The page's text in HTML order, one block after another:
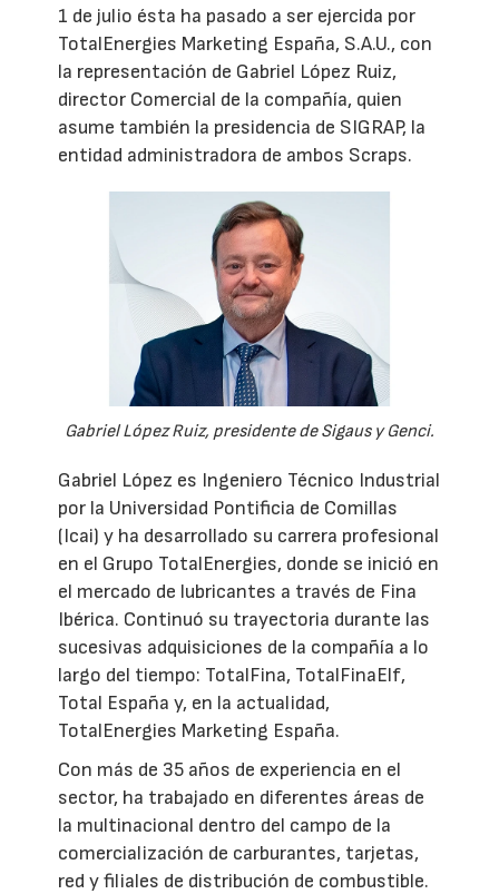
1 de julio ésta ha pasado a ser ejercida por
TotalEnergies Marketing España, S.A.U., con
la representación de Gabriel López Ruiz,
director Comercial de la compañía, quien
asume también la presidencia de SIGRAP, la
entidad administradora de ambos Scraps.
Gabriel López Ruiz, presidente de Sigaus y Genci.
Gabriel López es Ingeniero Técnico Industrial
por la Universidad Pontificia de Comillas
(Icai) y ha desarrollado su carrera profesional
en el Grupo TotalEnergies, donde se inició en
el mercado de lubricantes a través de Fina
Ibérica. Continuó su trayectoria durante las
sucesivas adquisiciones de la compañía a lo
largo del tiempo: TotalFina, TotalFinaElf,
Total España y, en la actualidad,
TotalEnergies Marketing España.
Con más de 35 años de experiencia en el
sector, ha trabajado en diferentes áreas de
la multinacional dentro del campo de la
comercialización de carburantes, tarjetas,
red y filiales de distribución de combustible.